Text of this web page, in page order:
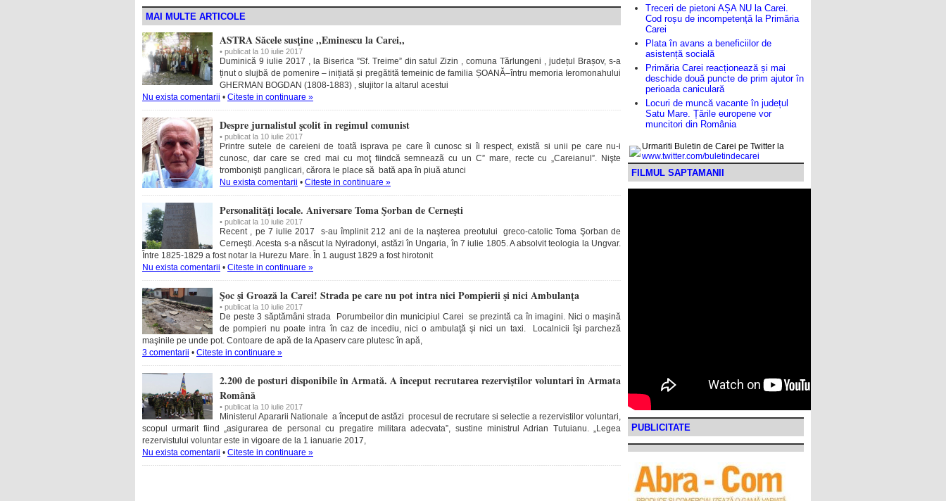
MAI MULTE ARTICOLE
ASTRA Săcele susţine ,,Eminescu la Carei,,
• publicat la 10 iulie 2017
Duminică 9 iulie 2017 , la Biserica ”Sf. Treime” din satul Zizin , comuna Tărlungeni , județul Brașov, s-a
ținut o slujbă de pomenire – inițiată și pregătită temeinic de familia ȘOANĂ–întru memoria Ieromonahului
GHERMAN BOGDAN (1808-1883) , slujitor la altarul acestui
Nu exista comentarii • Citeste in continuare »
Despre jurnalistul şcolit în regimul comunist
• publicat la 10 iulie 2017
Printre sutele de careieni de toatã isprava pe care îi cunosc si îi respect, existã si unii pe care nu-i
cunosc, dar care se cred mai cu moţ fiindcă semneazã cu un C” mare, recte cu „Careianul”. Nişte
trombonişti panglicari, cărora le place să bată apa în piuă atunci
Nu exista comentarii • Citeste in continuare »
Personalităţi locale. Aniversare Toma Şorban de Cerneşti
• publicat la 10 iulie 2017
Recent , pe 7 iulie 2017 s-au împlinit 212 ani de la naşterea preotului greco-catolic Toma Şorban de
Cerneşti. Acesta s-a născut la Nyiradonyi, astăzi în Ungaria, în 7 iulie 1805. A absolvit teologia la Ungvar.
Între 1825-1829 a fost notar la Hurezu Mare. În 1 august 1829 a fost hirotonit
Nu exista comentarii • Citeste in continuare »
Şoc şi Groază la Carei! Strada pe care nu pot intra nici Pompierii şi nici Ambulanţa
• publicat la 10 iulie 2017
De peste 3 săptămâni strada Porumbeilor din municipiul Carei se prezintă ca în imagini. Nici o maşină
de pompieri nu poate intra în caz de incediu, nici o ambulaţă şi nici un taxi. Localnicii îşi parcheză
maşinile pe unde pot. Contoare de apă de la Apaserv care plutesc în apă,
3 comentarii • Citeste in continuare »
2.200 de posturi disponibile în Armată. A început recrutarea rezerviştilor voluntari în Armata
Română
• publicat la 10 iulie 2017
Ministerul Apararii Nationale a început de astăzi procesul de recrutare si selectie a rezervistilor voluntari,
scopul urmarit fiind „asigurarea de personal cu pregatire militara adecvata”, sustine ministrul Adrian Tutuianu. „Legea
rezervistului voluntar este in vigoare de la 1 ianuarie 2017,
Nu exista comentarii • Citeste in continuare »
Treceri de pietoni AȘA NU la Carei.
Cod roșu de incompetență la Primăria
Carei
Plata în avans a beneficiilor de
asistență socială
Primăria Carei reacționează și mai
deschide două puncte de prim ajutor în
perioada caniculară
Locuri de muncă vacante în județul
Satu Mare. Țările europene vor
muncitori din România
Urmariti Buletin de Carei pe Twitter la
www.twitter.com/buletindecarei
FILMUL SAPTAMANII
PUBLICITATE